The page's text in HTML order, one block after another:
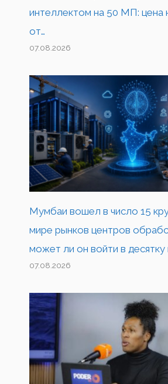
интеллектом на 50 МП: цена
от…
07.08.2026
Мумбаи вошел в число 15
мире рынков центров
может ли он войти в десятку
07.08.2026